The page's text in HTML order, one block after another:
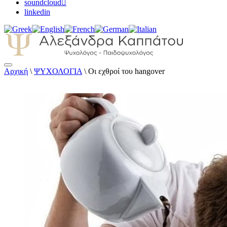
soundcloud
linkedin
Αλεξάνδρα Καππάτου Ψυχολόγος –
Αρχική \ ΨΥΧΟΛΟΓΙΑ \ Οι εχθροί του hangover